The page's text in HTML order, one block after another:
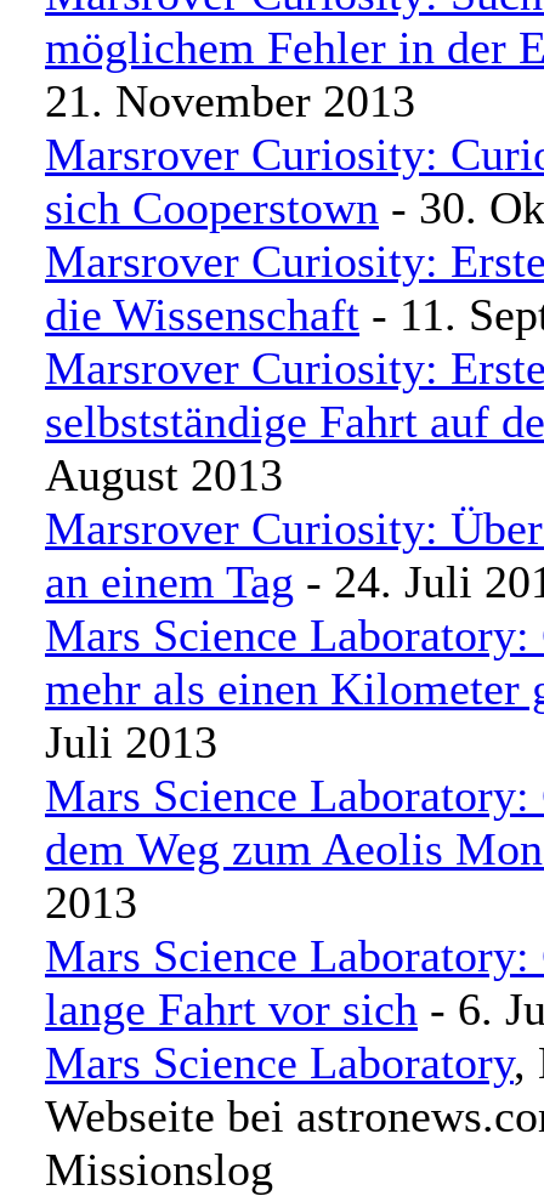
möglichem Fehler in der
21. November 2013
Marsrover Curiosity:
sich Cooperstown - 30.
Marsrover Curiosity:
die Wissenschaft - 11.
Marsrover Curiosity:
selbstständige Fahrt auf
August 2013
Marsrover Curiosity:
an einem Tag - 24. Juli
Mars Science
mehr als einen Kilometer
Juli 2013
Mars Science
dem Weg zum Aeolis
2013
Mars Science
lange Fahrt vor sich - 6.
Mars Science Laboratory,
Webseite bei
Missionslog